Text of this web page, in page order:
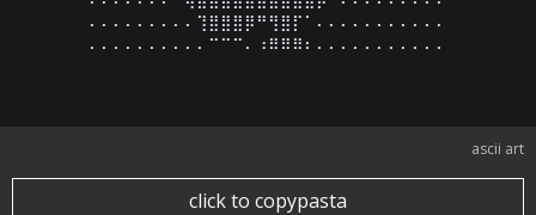
⠄⠄⠄⠄⠄⠄⠄⠄⠄⢹⣿⣿⣿⡿⠛⢻⣿⡏⠁⠄⠄⠄⠄⠄⠄⠄⠄⠄⠄⠄
⠄⠄⠄⠄⠄⠄⠄⠄⠄⠄⠉⠉⠉⠄⠰⠿⠿⠿⠆⠄⠄⠄⠄⠄⠄⠄⠄⠄⠄⠄
ascii art
click to copypasta